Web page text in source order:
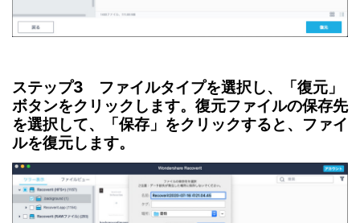
ステップ3 ファイルタイプを選択し、「復元」
ボタンをクリックします。復元ファイルの保存先
を選択して、「保存」をクリックすると、ファイ
ルを復元します。